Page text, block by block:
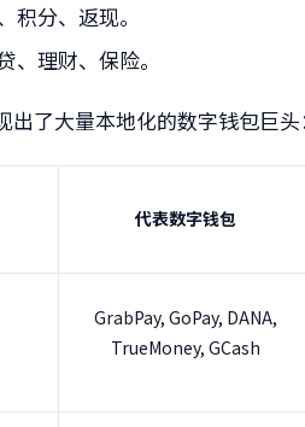
积分、返现。
、理财、保险。
了大量本地化的数字钱包巨头
代表数字钱包
GrabPay, GoPay, DANA,
TrueMoney, GCash